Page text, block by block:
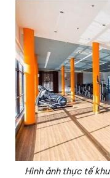
Hình ảnh thực tế